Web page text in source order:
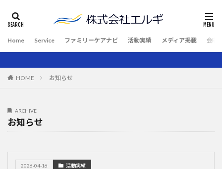
Home Service ファミリーケアナビ 活動実績 メディア掲載 会社
HOME お知らせ
ARCHIVE
お知らせ
2026-04-16 活動実績